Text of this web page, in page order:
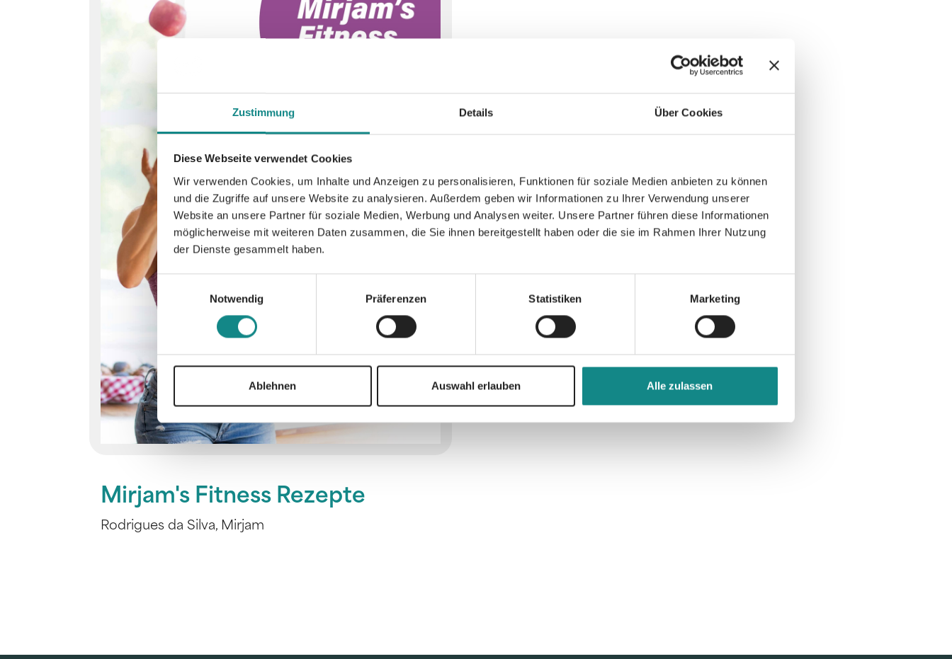
Zustimmung Details Über Cookies
Diese Webseite verwendet Cookies
Wir verwenden Cookies, um Inhalte und Anzeigen zu personalisieren, Funktionen für soziale Medien anbieten zu können
und die Zugriffe auf unsere Website zu analysieren. Außerdem geben wir Informationen zu Ihrer Verwendung unserer
Website an unsere Partner für soziale Medien, Werbung und Analysen weiter. Unsere Partner führen diese Informationen
möglicherweise mit weiteren Daten zusammen, die Sie ihnen bereitgestellt haben oder die sie im Rahmen Ihrer Nutzung
der Dienste gesammelt haben.
Einwilligungsauswahl
Notwendig
Präferenzen Statistiken Marketing
Ablehnen Auswahl erlauben Alle zulassen
Mirjam's Fitness Rezepte
Rodrigues da Silva, Mirjam